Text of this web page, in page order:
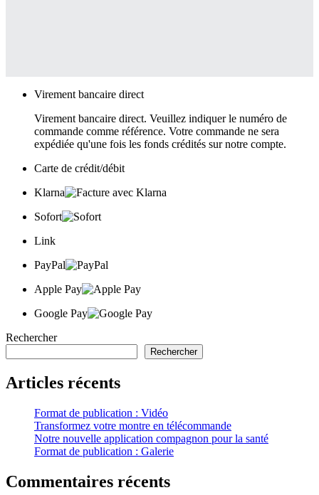
Virement bancaire direct
Virement bancaire direct. Veuillez indiquer le numéro de
commande comme référence. Votre commande ne sera
expédiée qu'une fois les fonds crédités sur notre compte.
Carte de crédit/débit
Klarna
Sofort
Link
PayPal
Apple Pay
Google Pay
Rechercher
Rechercher
Articles récents
Format de publication : Vidéo
Transformez votre montre en télécommande
Notre nouvelle application compagnon pour la santé
Format de publication : Galerie
Commentaires récents